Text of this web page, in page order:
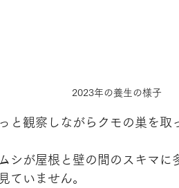
2023年の養生の様子
と観察しながらクモの巣を
シが屋根と壁の間のスキマ
ていません。